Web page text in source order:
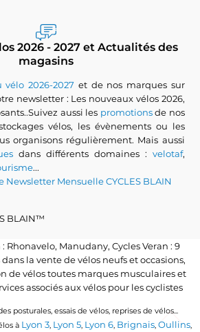
2026 - 2027 et Actualités des
magasins
2026-2027 et de nos marques sur
newsletter : Les nouveaux vélos 2026,
aussi les promotionsde nos
vélos, les évènements ou les
organisons régulièrement. Mais aussi
dans différents domaines : velotaf,
...
Newsletter Mensuelle CYCLES BLAIN
BLAIN™
Rhonavelo, Manudany, Cycles Veran : 9
la vente de vélos neufs et occasions,
de vélos toutes marques musculaires et
associés aux vélos pour les cyclistes
posturales, essais de vélos, reprises de vélos...
à Lyon 3, Lyon 5, Lyon 6, Brignais, Oullins,